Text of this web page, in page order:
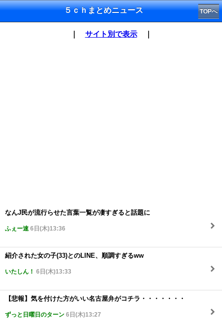
５ｃｈまとめニュース TOPへ
｜ サイト別で表示｜
なんJ民が流行らせた言葉一覧が凄すぎると話題に
ふぇー速 6日(木)13:36
紹介された女の子(33)とのLINE、順調すぎるww
いたしん！ 6日(木)13:33
【悲報】気を付けた方がいい名古屋弁がコチラ・・・・・・・
ずっと日曜日のターン 6日(木)13:27